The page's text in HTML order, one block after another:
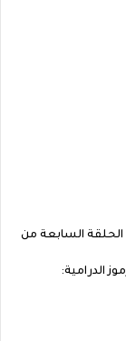
يلخص أحداث الحلقة السابعة من
الدرامية: